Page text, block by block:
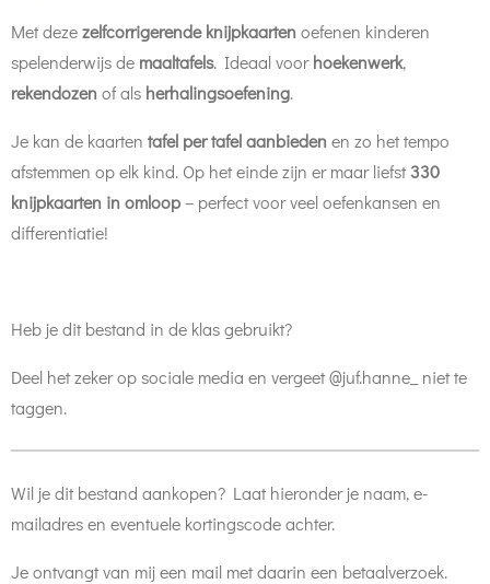
Met dezezelfcorrigerende knijpkaarten oefenen kinderen
spelenderwijs de maaltafels. Ideaal voorhoekenwerk,
rekendozen of als herhalingsoefening.
Je kan de kaarten tafel per tafel aanbieden en zo het tempo
afstemmen op elk kind. Op het einde zijn er maar liefst330
knijpkaarten in omloop – perfect voor veel oefenkansen en
differentiatie!
Heb je dit bestand in de klas gebruikt?
Deel het zeker op sociale media en vergeet @juf.hanne_ niet te
taggen.
Wil je dit bestand aankopen? Laat hieronder je naam, e-
mailadres en eventuele kortingscode achter.
Je ontvangt van mij een mail met daarin een betaalverzoek.